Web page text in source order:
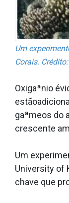
Um
Corais.
Oxigaªnio
gaªmeos do
crescente
Um
University of
chave que